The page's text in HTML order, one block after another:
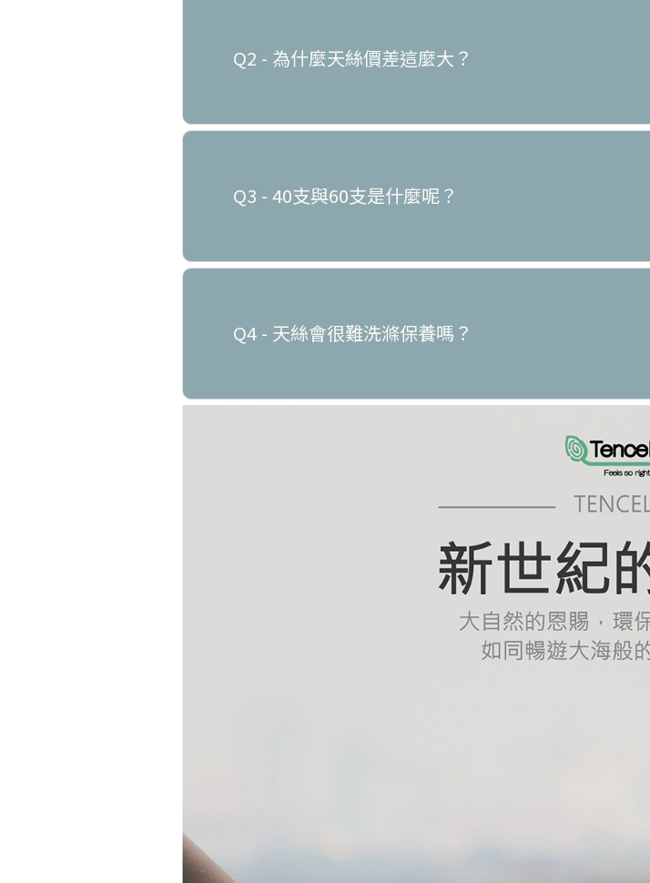
Q2 - 為什麼天絲價差這麼大？
Q3 - 40支與60支是什麼呢？
Q4 - 天絲會很難洗滌保養嗎？